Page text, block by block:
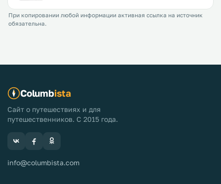
При копировании любой информации активная ссылка на источник
обязательна.
Columbista
Сайт о путешествиях и для
путешественников. С 2015 года.
info@columbista.com